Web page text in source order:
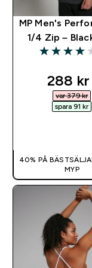
MP Men's
1/4 Zip –
4 out of 5
288 kr‎
var 379 kr‎
spara 91 kr‎
40% PÅ
MYP